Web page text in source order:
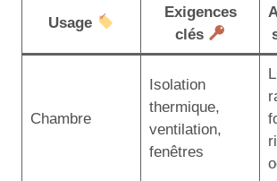
Usage
Exigences
clés
Chambre
Isolation
thermique,
ventilation,
fenêtres